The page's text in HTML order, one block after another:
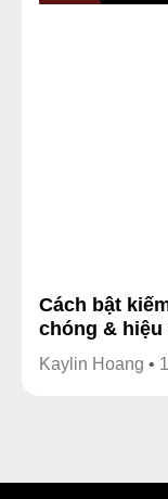
Cách bật
chóng & hiệu
Kaylin Hoang